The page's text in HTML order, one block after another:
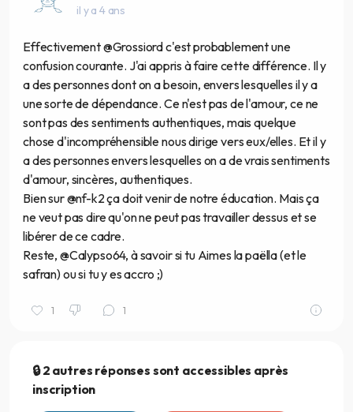
il y a 4 ans
Effectivement @Grossiord c'est probablement une
confusion courante. J'ai appris à faire cette différence. Il y
a des personnes dont on a besoin, envers lesquelles il y a
une sorte de dépendance. Ce n'est pas de l'amour, ce ne
sont pas des sentiments authentiques, mais quelque
chose d'incompréhensible nous dirige vers eux/elles. Et il y
a des personnes envers lesquelles on a de vrais sentiments
d'amour, sincères, authentiques.
Bien sur @nf-k2 ça doit venir de notre éducation. Mais ça
ne veut pas dire qu'on ne peut pas travailler dessus et se
libérer de ce cadre.
Reste, @Calypso64, à savoir si tu Aimes la paëlla (et le
safran) ou si tu y es accro ;)
1 1
🔒 2 autres réponses sont accessibles après
inscription